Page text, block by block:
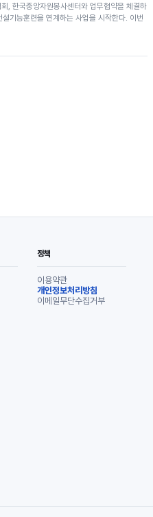
, 한국중앙자원봉사센터와 업무협약을 체결하
기능훈련을 연계하는 사업을 시작한다. 이번
정책
이용약관
개인정보처리방침
이메일무단수집거부